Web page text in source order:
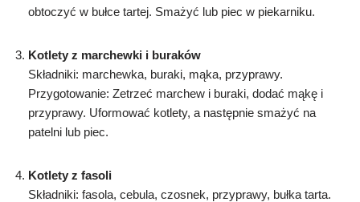
obtoczyć w bułce tartej. Smażyć lub piec w piekarniku.
Kotlety z marchewki i buraków
Składniki: marchewka, buraki, mąka, przyprawy.
Przygotowanie: Zetrzeć marchew i buraki, dodać mąkę i
przyprawy. Uformować kotlety, a następnie smażyć na
patelni lub piec.
Kotlety z fasoli
Składniki: fasola, cebula, czosnek, przyprawy, bułka tarta.